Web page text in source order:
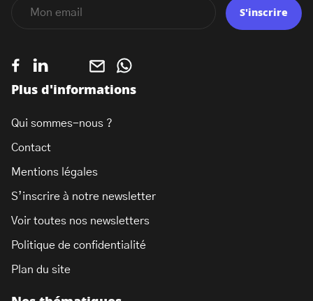
Plus d'informations
Qui sommes-nous ?
Contact
Mentions légales
S’inscrire à notre newsletter
Voir toutes nos newsletters
Politique de confidentialité
Plan du site
S'inscrire